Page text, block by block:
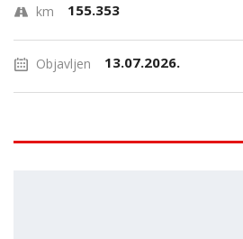
km 155.353
Objavljen 13.07.2026.